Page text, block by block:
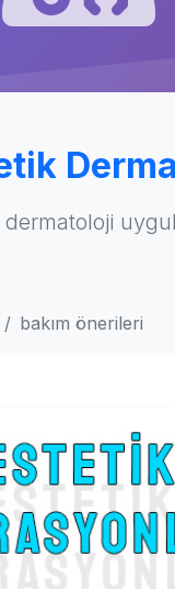
bakım önerileri